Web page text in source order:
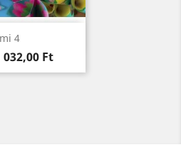
4
032,00 Ft